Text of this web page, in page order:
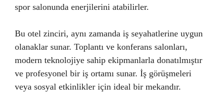
spor salonunda enerjilerini atabilirler.
Bu otel zinciri, aynı zamanda iş seyahatlerine uygun
olanaklar sunar. Toplantı ve konferans salonları,
modern teknolojiye sahip ekipmanlarla donatılmıştır
ve profesyonel bir iş ortamı sunar. İş görüşmeleri
veya sosyal etkinlikler için ideal bir mekandır.